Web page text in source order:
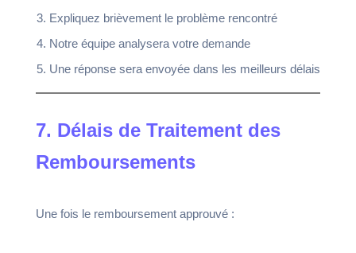
Expliquez brièvement le problème rencontré
Notre équipe analysera votre demande
Une réponse sera envoyée dans les meilleurs délais
7. Délais de Traitement des
Remboursements
Une fois le remboursement approuvé :